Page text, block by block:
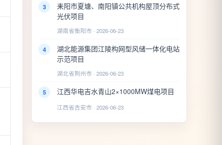
3
耒阳市夏塘、南阳镇公共机构屋顶分布式
光伏项目
湖南省衡阳市 · 2026-06-23
4
湖北能源集团江陵构网型风储一体化电站
示范项目
湖北省荆州市 · 2026-06-23
5 江西华电吉水青山2×1000MW煤电项目
江西省吉安市 · 2026-06-23